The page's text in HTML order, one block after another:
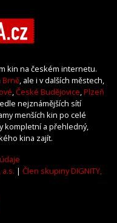
kin na českém internetu.
Brně, ale i v dalších městech,
,České Budějovice,Plzeň
nejznámějších sítí
menších kin po celé
kompletní a přehledný,
kina zajít.
a.s. | Člen skupiny DIGNITY,